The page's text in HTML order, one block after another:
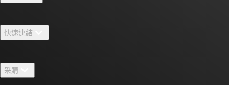
人才招募
新聞室
快速連結
TI E2E™ 設計支援論壇
采購